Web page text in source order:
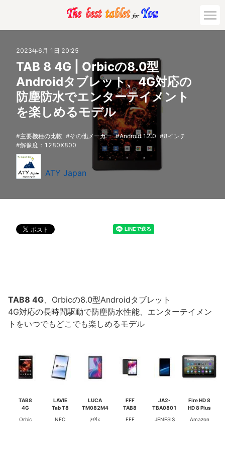
2023年6月 1日 20:25
TAB 8 4G | Orbicの8.0型
Androidタブレット、4G対応の
防塵防水でエンターテイメント
を楽しめるモデル
主要機種の比較 その他メーカー Android 12.0
8インチ
解像度：1280X800
ATY Japan
TAB8 4G、Orbicの8.0型Androidタブレット
4G対応の長時間駆動で防塵防水性能、エンターテイメン
トをいつでもどこでも楽しめるモデル
TAB8
4G
Orbic
LAVIE
Tab T8
NEC
LUCA
TM082M4
ｱｲﾘｽ
FFF
TAB8
FFF
JA2-
TBA0801
JENESIS
Fire HD 8
HD 8 Plus
Amazon